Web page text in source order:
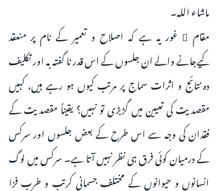
ماشاء اللہ۔
مقام ِ غور یہ ہے کہ اصلاح و تعمیر کے نام پر منعقد
کیےجانے والے ان جلسوں کے اس قدر نا گفتہ بہ اور تکلیف
دہ نتائج و اثرات سماج پر مرتب کیوں ہو رہے ہیں، کہیں
مقصدیت کی تعیین میں گڑبڑی تو نہیں؟ یقیناً مقصدیت کے
فقدان کی وجہ سے اس طرح کے بعض جلسوں اور سرکس
کے درمیان کوئی فرق ہی نظر نہیں آتا ہے۔ سرکس میں لوگ
انسانوں و حیوانوں کے مختلف جسمانی کرتب و طرب فزا